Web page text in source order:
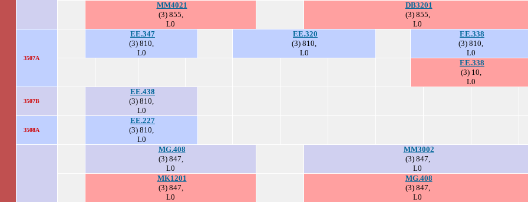
MM4021
(3) 855,
L0
DB3201
(3) 855,
L0
3507A
EE.347
(3) 810,
L0
EE.320
(3) 810,
L0
EE.338
(3) 810,
L0
EE.338
(3) 10,
L0
3507B
EE.438
(3) 810,
L0
3508A
EE.227
(3) 810,
L0
MG.408
(3) 847,
L0
MM3002
(3) 847,
L0
MK1201
(3) 847,
L0
MG.408
(3) 847,
L0